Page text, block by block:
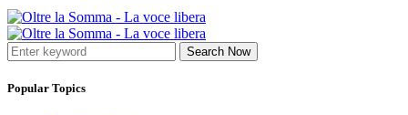
Search Now
Popular Topics